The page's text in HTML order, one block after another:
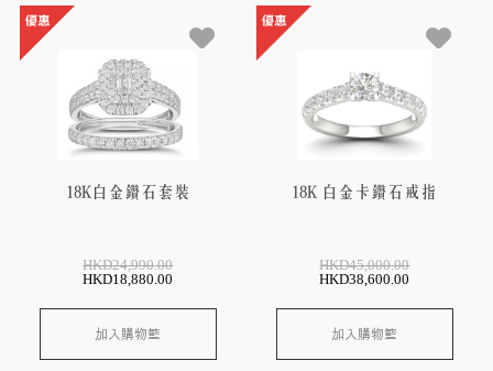
18K白金鑽石套裝
HKD24,990.00
HKD18,880 .00
加入購物籃
18K 白金卡鑽石戒指
HKD45,000.00
HKD38,600 .00
加入購物籃